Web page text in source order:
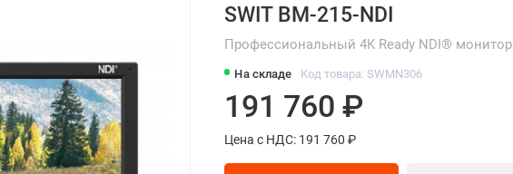
SWIT BM-215-NDI
Профессиональный 4K Ready NDI® монитор
На складе Код товара: SWMN306
191 760 ₽
Цена с НДС: 191 760 ₽